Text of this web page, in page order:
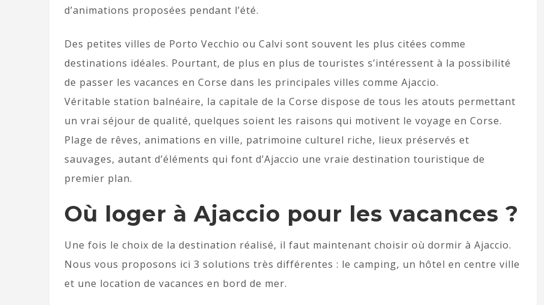
d’animations proposées pendant l’été.
Des petites villes de Porto Vecchio ou Calvi sont souvent les plus citées comme
destinations idéales. Pourtant, de plus en plus de touristes s’intéressent à la possibilité
de passer les vacances en Corse dans les principales villes comme Ajaccio.
Véritable station balnéaire, la capitale de la Corse dispose de tous les atouts permettant
un vrai séjour de qualité, quelques soient les raisons qui motivent le voyage en Corse.
Plage de rêves, animations en ville, patrimoine culturel riche, lieux préservés et
sauvages, autant d’éléments qui font d’Ajaccio une vraie destination touristique de
premier plan.
Où loger à Ajaccio pour les vacances ?
Une fois le choix de la destination réalisé, il faut maintenant choisir où dormir à Ajaccio.
Nous vous proposons ici 3 solutions très différentes : le camping, un hôtel en centre ville
et une location de vacances en bord de mer.